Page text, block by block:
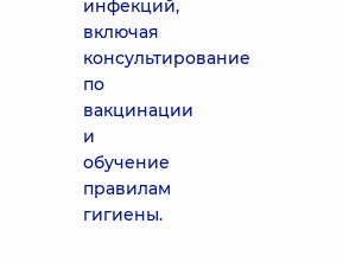
инфекций,
включая
консультирование
по
вакцинации
и
обучение
правилам
гигиены.